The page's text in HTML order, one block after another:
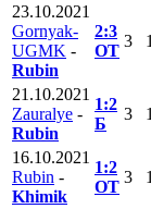
23.10.2021
Gornyak-
UGMK -
Rubin
2:3
ОТ
3 1
21.10.2021
Zauralye -
Rubin
1:2
Б
3 1
16.10.2021
Rubin -
Khimik
1:2
ОТ
3 1